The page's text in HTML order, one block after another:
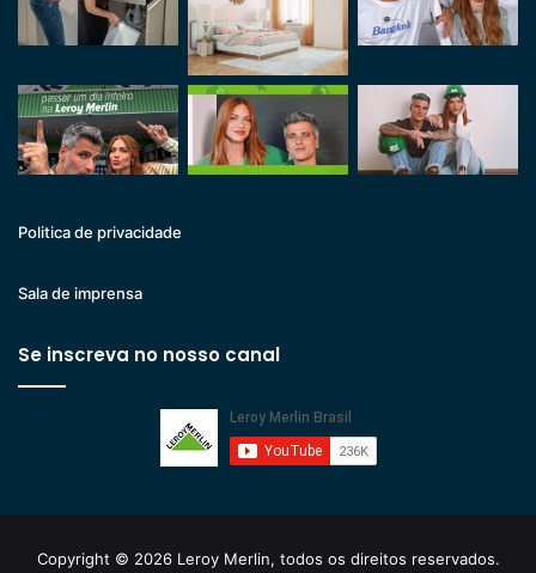
Politica de privacidade
Sala de imprensa
Se inscreva no nosso canal
Copyright © 2026 Leroy Merlin, todos os direitos reservados.